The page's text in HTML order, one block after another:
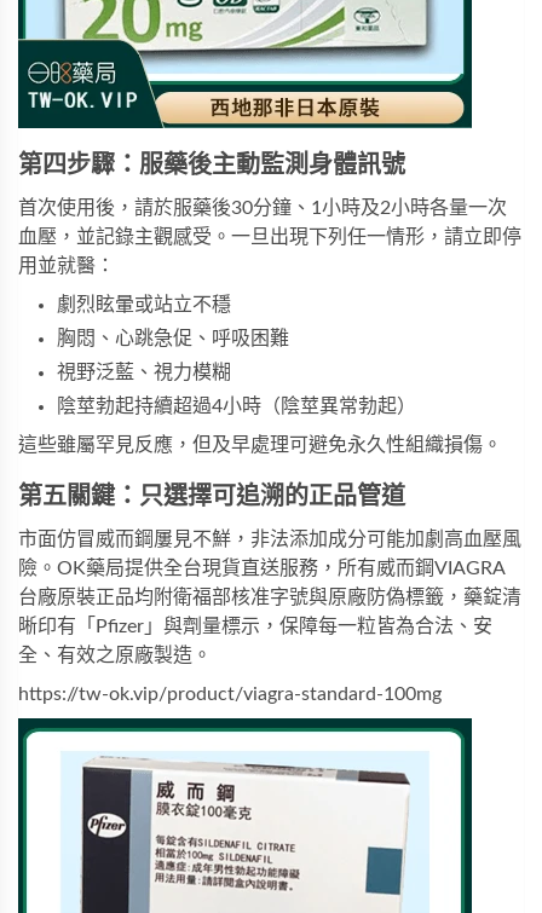
第四步驟：服藥後主動監測身體訊號
首次使用後，請於服藥後30分鐘、1小時及2小時各量一次
血壓，並記錄主觀感受。一旦出現下列任一情形，請立即停
用並就醫：
劇烈眩暈或站立不穩
胸悶、心跳急促、呼吸困難
視野泛藍、視力模糊
陰莖勃起持續超過4小時（陰莖異常勃起）
這些雖屬罕見反應，但及早處理可避免永久性組織損傷。
第五關鍵：只選擇可追溯的正品管道
市面仿冒威而鋼屢見不鮮，非法添加成分可能加劇高血壓風
險。OK藥局提供全台現貨直送服務，所有威而鋼VIAGRA
台廠原裝正品均附衛福部核准字號與原廠防偽標籤，藥錠清
晰印有「Pfizer」與劑量標示，保障每一粒皆為合法、安
全、有效之原廠製造。
https://tw-ok.vip/product/viagra-standard-100mg